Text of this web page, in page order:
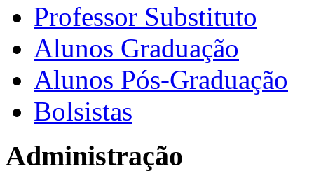
Professor Substituto
Alunos Graduação
Alunos Pós-Graduação
Bolsistas
Administração